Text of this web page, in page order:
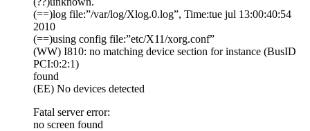
(==)log file:”/var/log/Xlog.0.log”, Time:tue jul 13:00:40:54
2010
(==)using config file:”etc/X11/xorg.conf”
(WW) I810: no matching device section for instance (BusID
PCI:0:2:1)
found
(EE) No devices detected
Fatal server error:
no screen found